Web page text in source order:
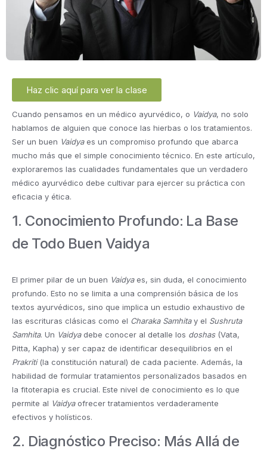
Haz clic aquí para ver la clase
Cuando pensamos en un médico ayurvédico, o Vaidya, no solo
hablamos de alguien que conoce las hierbas o los tratamientos.
Ser un buen Vaidyaes un compromiso profundo que abarca
mucho más que el simple conocimiento técnico. En este artículo,
exploraremos las cualidades fundamentales que un verdadero
médico ayurvédico debe cultivar para ejercer su práctica con
eficacia y ética.
1. Conocimiento Profundo: La Base
de Todo Buen Vaidya
El primer pilar de un buen Vaidyaes, sin duda, el conocimiento
profundo. Esto no se limita a una comprensión básica de los
textos ayurvédicos, sino que implica un estudio exhaustivo de
las escrituras clásicas como el Charaka Samhitay el Sushruta
Samhita. Un Vaidyadebe conocer al detalle los doshas(Vata,
Pitta, Kapha) y ser capaz de identificar desequilibrios en el
Prakriti(la constitución natural) de cada paciente. Además, la
habilidad de formular tratamientos personalizados basados en
la fitoterapia es crucial. Este nivel de conocimiento es lo que
permite al Vaidyaofrecer tratamientos verdaderamente
efectivos y holísticos.
2. Diagnóstico Preciso: Más Allá de